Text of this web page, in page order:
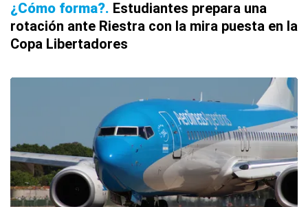
¿Cómo forma? Estudiantes prepara una
rotación ante Riestra con la mira puesta en la
Copa Libertadores